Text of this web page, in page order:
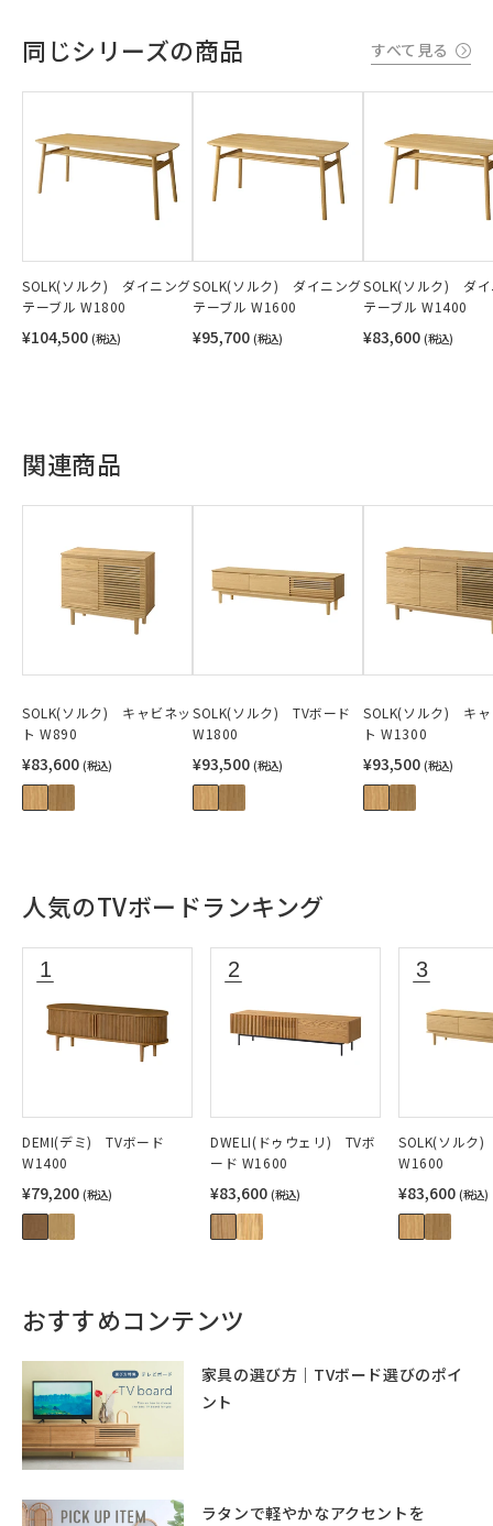
同じシリーズの商品 すべて見る
SOLK(ソルク) ダイニング
テーブル W1800
¥104,500 (税込)
SOLK(ソルク) ダイニング
テーブル W1600
¥95,700 (税込)
SOLK(ソルク) ダイ
テーブル W1400
¥83,600 (税込)
関連商品
SOLK(ソルク) キャビネッ
ト W890
¥83,600 (税込)
SOLK(ソルク) TVボード
W1800
¥93,500 (税込)
SOLK(ソルク) キャ
ト W1300
¥93,500 (税込)
人気のTVボードランキング
DEMI(デミ) TVボード
W1400
¥79,200 (税込)
DWELI(ドゥウェリ) TVボ
ード W1600
¥83,600 (税込)
SOLK(ソルク
W1600
¥83,600 (税込)
おすすめコンテンツ
家具の選び方｜TVボード選びのポイ
ント
ラタンで軽やかなアクセントを